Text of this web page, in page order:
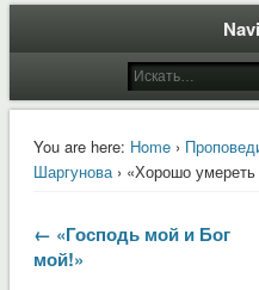
You are here: Home›
Шаргунова› «Хорошо
← «Господь мой и Бог
мой!»